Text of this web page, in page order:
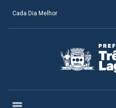
Cada Dia Melhor